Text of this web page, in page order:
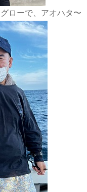
ローで、アオハタ〜